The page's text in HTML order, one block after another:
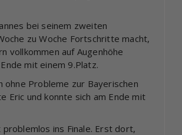
bei seinem zweiten
zu Woche Fortschritte macht,
vollkommen auf Augenhöhe
mit einem 9.Platz.
Probleme zur Bayerischen
Eric und konnte sich am Ende mit
ins Finale. Erst dort,